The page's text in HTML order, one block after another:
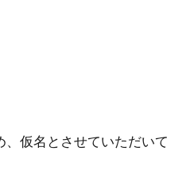
仮名とさせていただいて